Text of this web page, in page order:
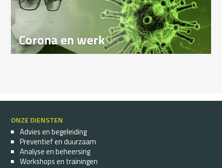
Corona en werk
ONZE DIENSTEN
Advies en begeleiding
Preventief en duurzaam
Analyse en beheersing
Workshops en trainingen